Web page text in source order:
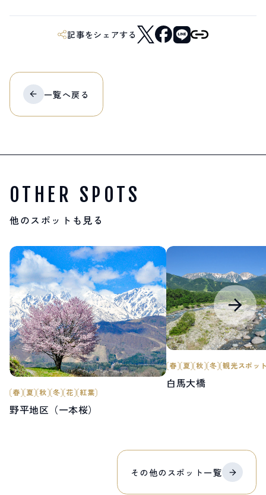
記事をシェアする
一覧へ戻る
OTHER SPOTS
他のスポットも見る
その他の スポット 一覧
春 夏 秋 冬 花 紅葉
野平地区（一本桜）
春 夏 秋 冬 観光スポッ
白馬大橋